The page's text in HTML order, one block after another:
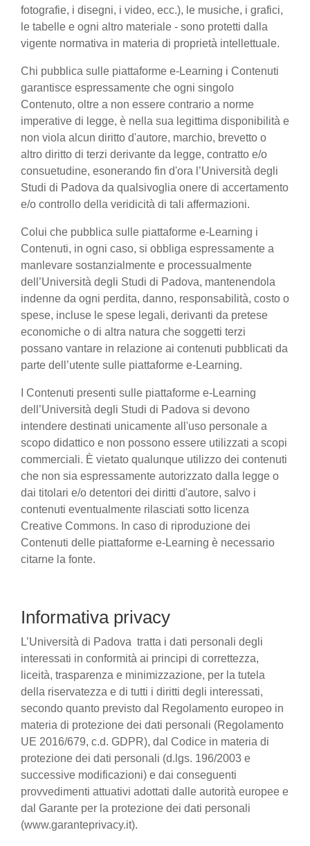
fotografie, i disegni, i video, ecc.), le musiche, i grafici,
le tabelle e ogni altro materiale - sono protetti dalla
vigente normativa in materia di proprietà intellettuale.
Chi pubblica sulle piattaforme e-Learning i Contenuti
garantisce espressamente che ogni singolo
Contenuto, oltre a non essere contrario a norme
imperative di legge, è nella sua legittima disponibilità e
non viola alcun diritto d'autore, marchio, brevetto o
altro diritto di terzi derivante da legge, contratto e/o
consuetudine, esonerando fin d'ora l’Università degli
Studi di Padova da qualsivoglia onere di accertamento
e/o controllo della veridicità di tali affermazioni.
Colui che pubblica sulle piattaforme e-Learning i
Contenuti, in ogni caso, si obbliga espressamente a
manlevare sostanzialmente e processualmente
dell’Università degli Studi di Padova, mantenendola
indenne da ogni perdita, danno, responsabilità, costo o
spese, incluse le spese legali, derivanti da pretese
economiche o di altra natura che soggetti terzi
possano vantare in relazione ai contenuti pubblicati da
parte dell’utente sulle piattaforme e-Learning.
I Contenuti presenti sulle piattaforme e-Learning
dell’Università degli Studi di Padova si devono
intendere destinati unicamente all'uso personale a
scopo didattico e non possono essere utilizzati a scopi
commerciali. È vietato qualunque utilizzo dei contenuti
che non sia espressamente autorizzato dalla legge o
dai titolari e/o detentori dei diritti d'autore, salvo i
contenuti eventualmente rilasciati sotto licenza
Creative Commons. In caso di riproduzione dei
Contenuti delle piattaforme e-Learning è necessario
citarne la fonte.
Informativa privacy
L’Università di Padova tratta i dati personali degli
interessati in conformità ai principi di correttezza,
liceità, trasparenza e minimizzazione, per la tutela
della riservatezza e di tutti i diritti degli interessati,
secondo quanto previsto dal Regolamento europeo in
materia di protezione dei dati personali (Regolamento
UE 2016/679, c.d. GDPR), dal Codice in materia di
protezione dei dati personali (d.lgs. 196/2003 e
successive modificazioni) e dai conseguenti
provvedimenti attuativi adottati dalle autorità europee e
dal Garante per la protezione dei dati personali
(www.garanteprivacy.it).